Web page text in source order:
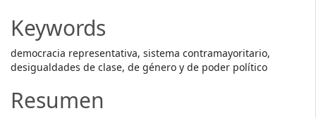
Keywords
democracia representativa, sistema contramayoritario,
desigualdades de clase, de género y de poder político
Resumen